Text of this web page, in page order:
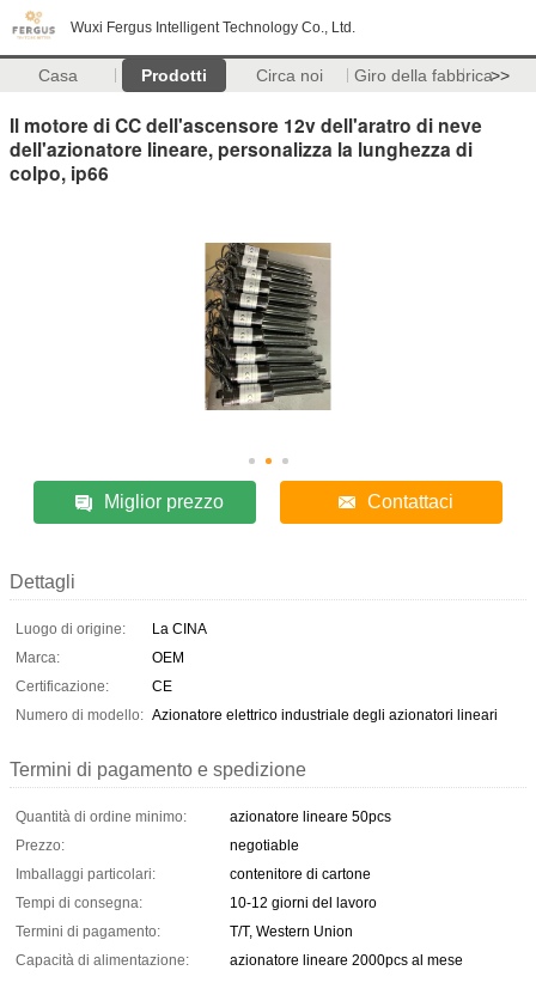
Wuxi Fergus Intelligent Technology Co., Ltd.
Casa Prodotti Circa noi Giro della fabbrica>>
Il motore di CC dell'ascensore 12v dell'aratro di neve
dell'azionatore lineare, personalizza la lunghezza di
colpo, ip66
Miglior prezzo Contattaci
Dettagli
Luogo di origine:
La CINA
Marca:
OEM
Certificazione:
CE
Numero di modello: Azionatore elettrico industriale degli azionatori lineari
Termini di pagamento e spedizione
Quantità di ordine minimo:
azionatore lineare 50pcs
Prezzo:
negotiable
Imballaggi particolari:
contenitore di cartone
Tempi di consegna:
10-12 giorni del lavoro
Termini di pagamento:
T/T, Western Union
Capacità di alimentazione:
azionatore lineare 2000pcs al mese